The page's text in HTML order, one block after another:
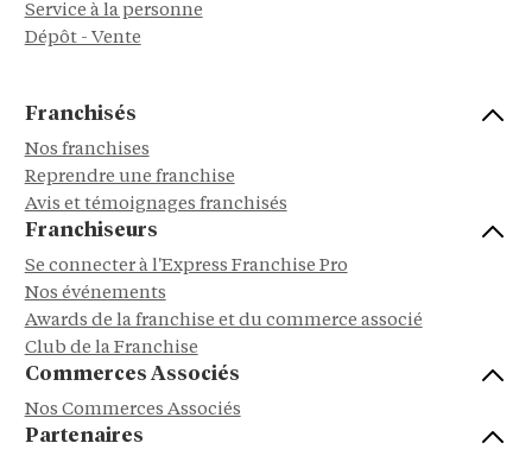
Service à la personne
Dépôt - Vente
Franchisés
Nos franchises
Reprendre une franchise
Avis et témoignages franchisés
Franchiseurs
Se connecter à l'Express Franchise Pro
Nos événements
Awards de la franchise et du commerce associé
Club de la Franchise
Commerces Associés
Nos Commerces Associés
Partenaires